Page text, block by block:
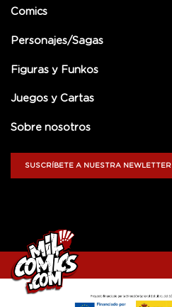
Comics
Personajes/Sagas
Figuras y Funkos
Juegos y Cartas
Sobre nosotros
SUSCRÍBETE A NUESTRA NEWLETTER